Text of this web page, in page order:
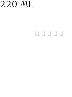
220 ML -